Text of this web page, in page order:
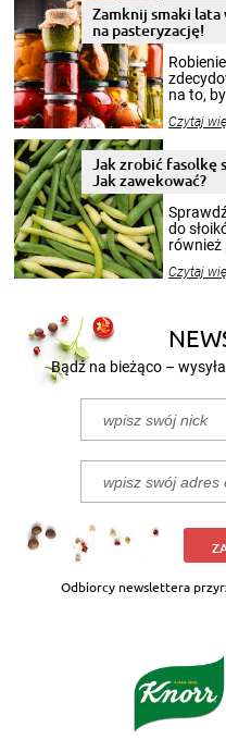
Zamknij smaki lata
na pasteryzację!
na to,
pełni
Czytaj
Jak zrobić fasolkę
Jak zawekować?
do
również
nasze
Czytaj
Bądź na bieżąco –
Odbiorcy newslettera